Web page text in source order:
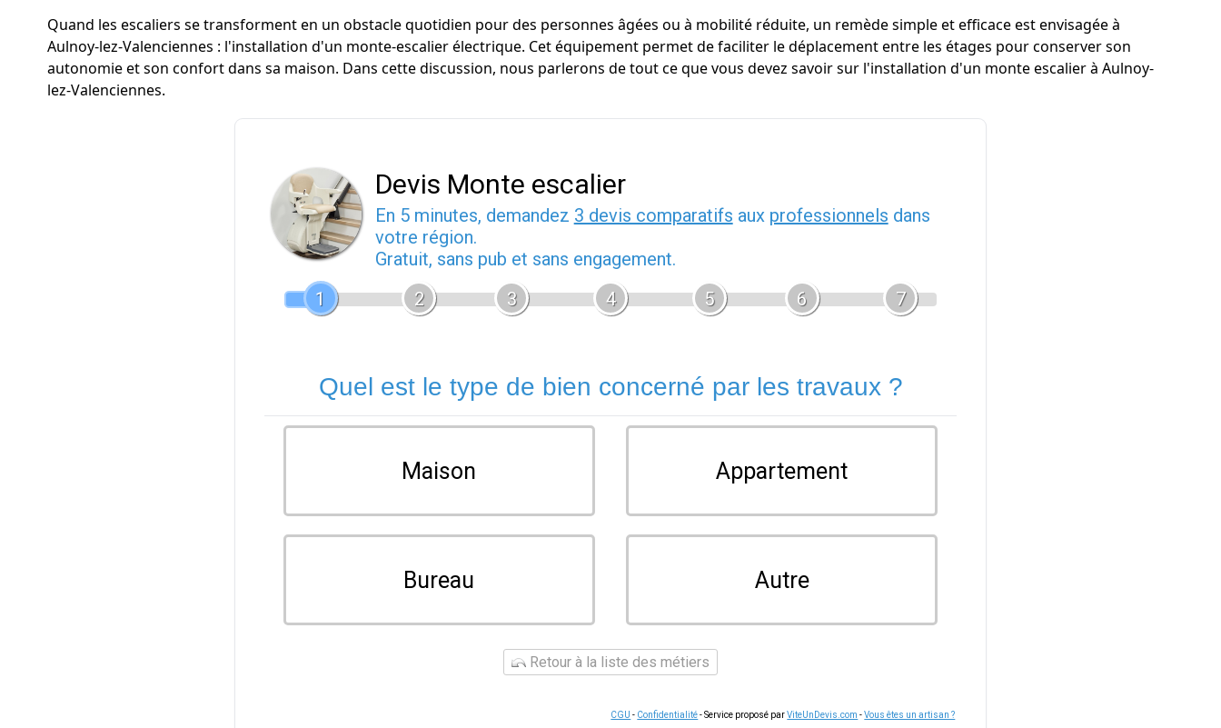
Quand les escaliers se transforment en un obstacle quotidien pour des personnes âgées ou à mobilité réduite, un remède simple et efficace est envisagée à
Aulnoy-lez-Valenciennes : l'installation d'un monte-escalier électrique. Cet équipement permet de faciliter le déplacement entre les étages pour conserver son
autonomie et son confort dans sa maison. Dans cette discussion, nous parlerons de tout ce que vous devez savoir sur l'installation d'un monte escalier à Aulnoy-
lez-Valenciennes.
Devis Monte escalier
En 5 minutes, demandez 3 devis comparatifs aux professionnels dans
votre région.
Gratuit, sans pub et sans engagement.
1
2 3 4 5 6 7
Quel est le type de bien concerné par les travaux ?
Maison Appartement
Bureau Autre
Retour à la liste des métiers
CGU - Confidentialité- Service proposé parViteUnDevis.com -Vous êtes un artisan ?